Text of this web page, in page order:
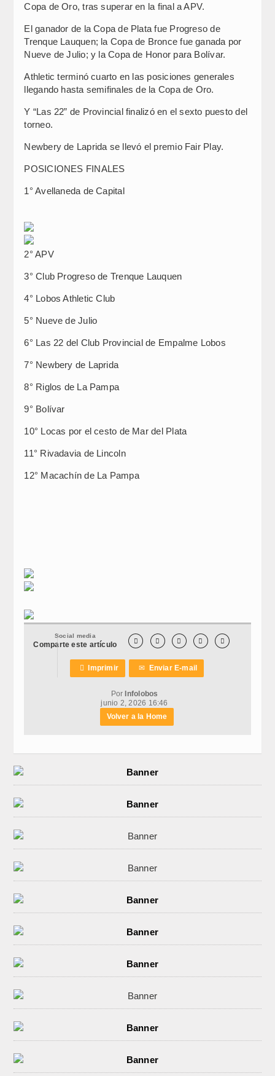
Copa de Oro, tras superar en la final a APV.
El ganador de la Copa de Plata fue Progreso de
Trenque Lauquen; la Copa de Bronce fue ganada por
Nueve de Julio; y la Copa de Honor para Bolívar.
Athletic terminó cuarto en las posiciones generales
llegando hasta semifinales de la Copa de Oro.
Y “Las 22” de Provincial finalizó en el sexto puesto del
torneo.
Newbery de Laprida se llevó el premio Fair Play.
POSICIONES FINALES
1° Avellaneda de Capital
2° APV
3° Club Progreso de Trenque Lauquen
4° Lobos Athletic Club
5° Nueve de Julio
6° Las 22 del Club Provincial de Empalme Lobos
7° Newbery de Laprida
8° Riglos de La Pampa
9° Bolívar
10° Locas por el cesto de Mar del Plata
11° Rivadavia de Lincoln
12° Macachín de La Pampa
Social media
Comparte este artículo     
 Imprimir ✉ Enviar E-mail
Por Infolobos
junio 2, 2026 16:46
Volver a la Home